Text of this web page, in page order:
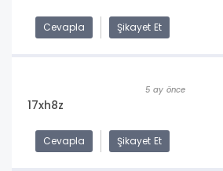
Cevapla Şikayet Et
5 ay önce
17xh8z
Cevapla Şikayet Et